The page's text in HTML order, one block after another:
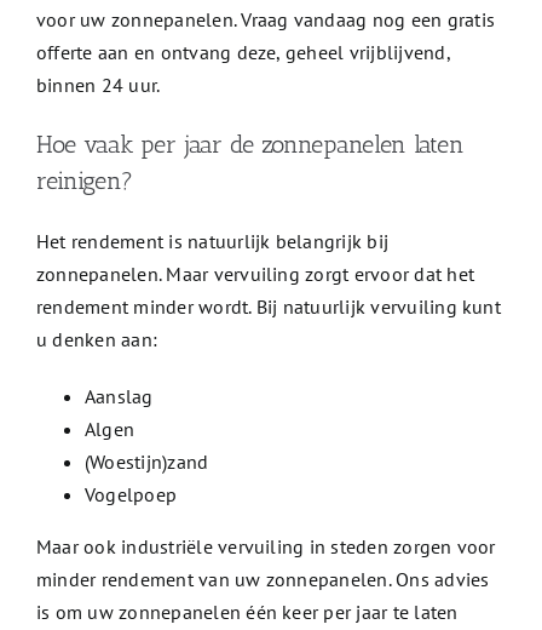
voor uw zonnepanelen. Vraag vandaag nog een gratis
offerte aan en ontvang deze, geheel vrijblijvend,
binnen 24 uur.
Hoe vaak per jaar de zonnepanelen laten
reinigen?
Het rendement is natuurlijk belangrijk bij
zonnepanelen. Maar vervuiling zorgt ervoor dat het
rendement minder wordt. Bij natuurlijk vervuiling kunt
u denken aan:
Aanslag
Algen
(Woestijn)zand
Vogelpoep
Maar ook industriële vervuiling in steden zorgen voor
minder rendement van uw zonnepanelen. Ons advies
is om uw zonnepanelen één keer per jaar te laten